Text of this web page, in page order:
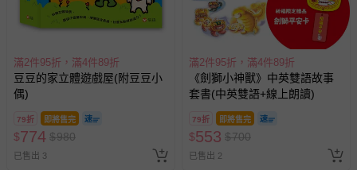
滿2件95折，滿4件89折
豆豆的家立體遊戲屋(附豆豆小
偶)
79折 即將售完
$774 $980
已售出 3
滿2件95折，滿4件89折
《劍獅小神獸》中英雙語故事
套書(中英雙語+線上朗讀)
79折 即將售完
$553 $700
已售出 2